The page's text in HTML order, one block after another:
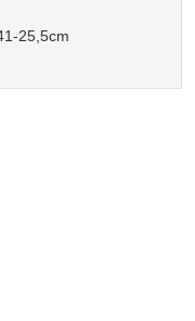
25,5cm